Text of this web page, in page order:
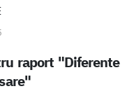
raport "Diferente